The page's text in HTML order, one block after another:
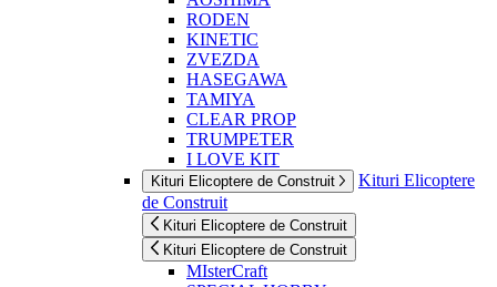
RODEN
KINETIC
ZVEZDA
HASEGAWA
TAMIYA
CLEAR PROP
TRUMPETER
I LOVE KIT
Kituri Elicoptere de Construit
Kituri Elicoptere
de Construit
Kituri Elicoptere de Construit
Kituri Elicoptere de Construit
MIsterCraft